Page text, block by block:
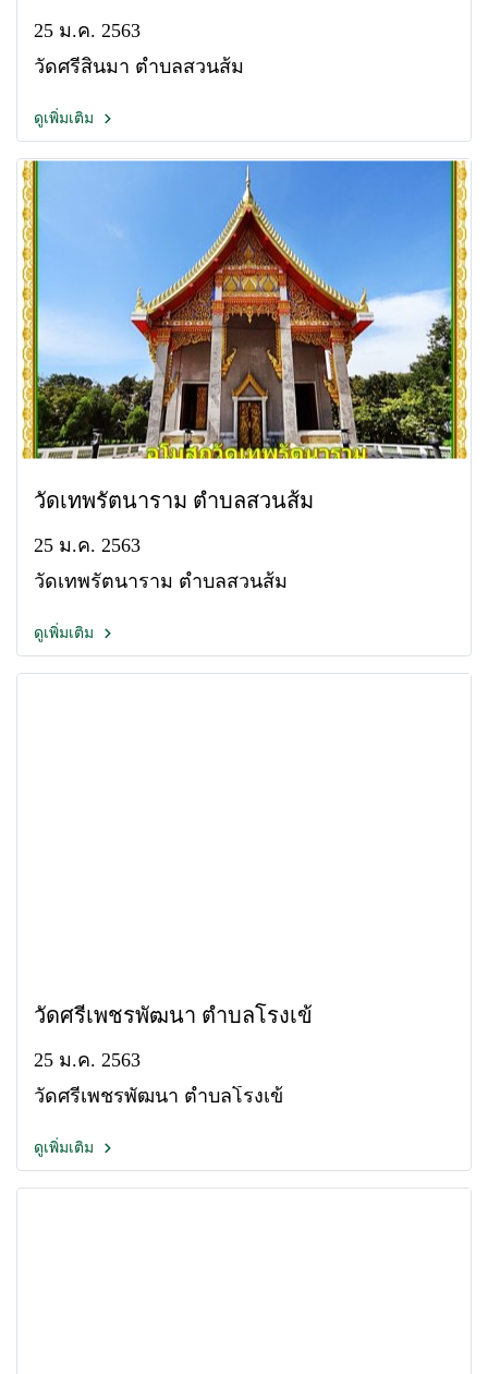
25 ม.ค. 2563
วัดศรีสินมา ตำบลสวนส้ม
ดูเพิ่มเติม
วัดเทพรัตนาราม ตำบลสวนส้ม
25 ม.ค. 2563
วัดเทพรัตนาราม ตำบลสวนส้ม
ดูเพิ่มเติม
วัดศรีเพชรพัฒนา ตำบลโรงเข้
25 ม.ค. 2563
วัดศรีเพชรพัฒนา ตำบลโรงเข้
ดูเพิ่มเติม